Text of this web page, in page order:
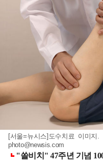
[서울=뉴시스]도수치료 이미지
photo@newsis.com